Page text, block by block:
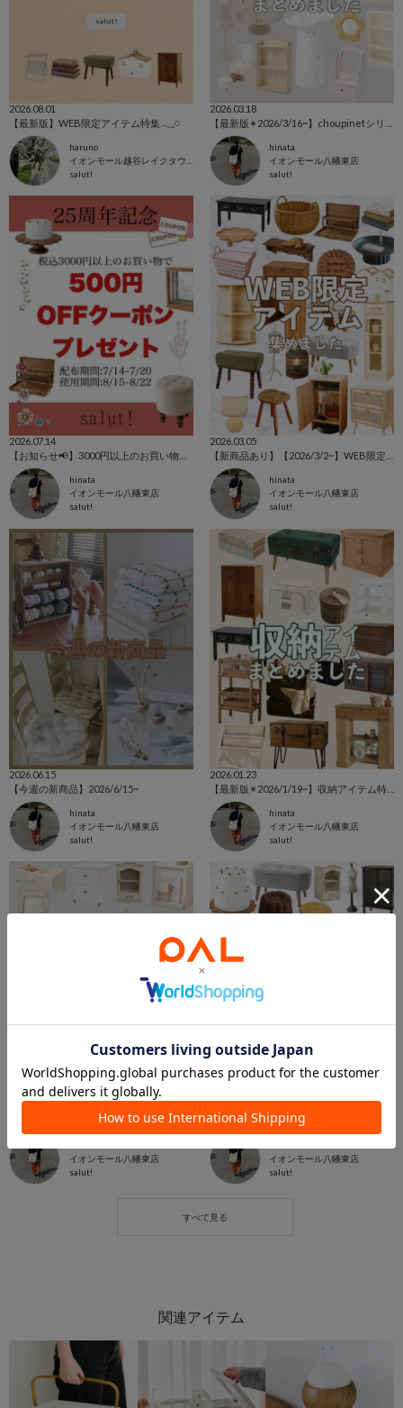
2026.08.01
【最新版】WEB限定アイテム特集𓂃𓈒𓏸
haruno
salut!
2026.03.18
hinata
イオンモール八幡東店
salut!
2026.07.14
hinata
イオンモール八幡東店
salut!
2026.03.05
hinata
イオンモール八幡東店
salut!
2026.06.15
【今週の新商品】2026/6/15~
hinata
イオンモール八幡東店
salut!
2026.01.23
【最新版✴︎2026/1/19~】収納アイテム特集
hinata
イオンモール八幡東店
salut!
2026.02.20
【新商品】【最新版✴︎2026/2/20~】ホワイトアイテム特集˚‧ 𓆸
イオンモール八幡東店
salut!
イオンモール八幡東店
salut!